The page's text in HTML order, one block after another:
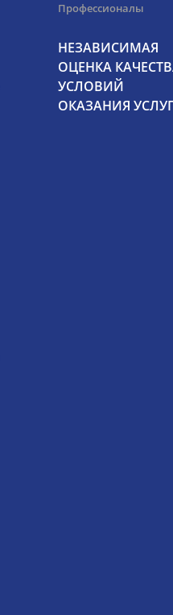
Профессионалы
НЕЗАВИСИМАЯ
ОЦЕНКА
УСЛОВИЙ
ОКАЗАНИЯ